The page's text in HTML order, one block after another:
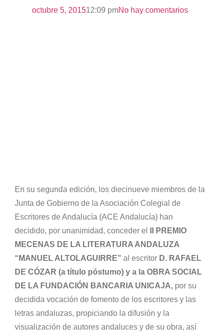
octubre 5, 201512:09 pmNo hay comentarios
En su segunda edición, los diecinueve miembros de la
Junta de Gobierno de la Asociación Colegial de
Escritores de Andalucía (ACE Andalucía) han
decidido, por unanimidad, conceder el
II PREMIO
MECENAS DE LA LITERATURA ANDALUZA
“MANUEL ALTOLAGUIRRE” al escritor D. RAFAEL
DE CÓZAR (a título póstumo) y a la OBRA SOCIAL
DE LA FUNDACIÓN BANCARIA UNICAJA, por su
decidida vocación de fomento de los escritores y las
letras andaluzas, propiciando la difusión y la
visualización de autores andaluces y de su obra, así